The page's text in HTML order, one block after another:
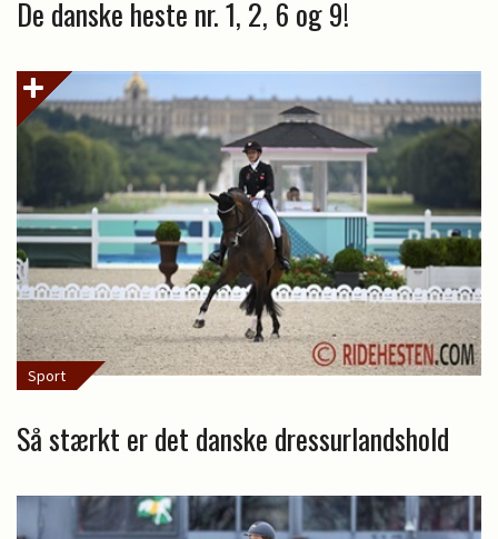
De danske heste nr. 1, 2, 6 og 9!
Sport
Så stærkt er det danske dressurlandshold